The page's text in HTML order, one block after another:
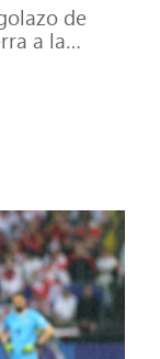
de
a la